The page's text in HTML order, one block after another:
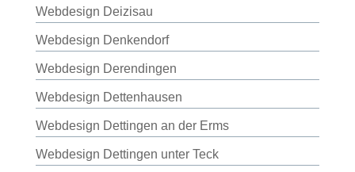
Webdesign Deizisau
Webdesign Denkendorf
Webdesign Derendingen
Webdesign Dettenhausen
Webdesign Dettingen an der Erms
Webdesign Dettingen unter Teck